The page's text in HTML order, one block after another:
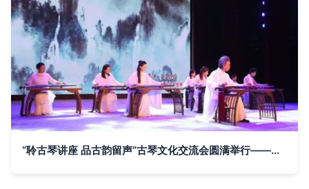
“聆古琴讲座 品古韵留声”古琴文化交流会圆满举行——张金桥先生引领听众共赴千年琴韵之旅